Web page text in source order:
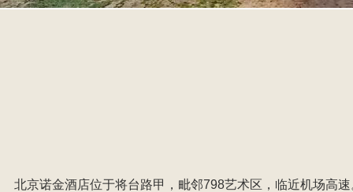
北京诺金酒店位于将台路甲，毗邻798艺术区，临近机场高